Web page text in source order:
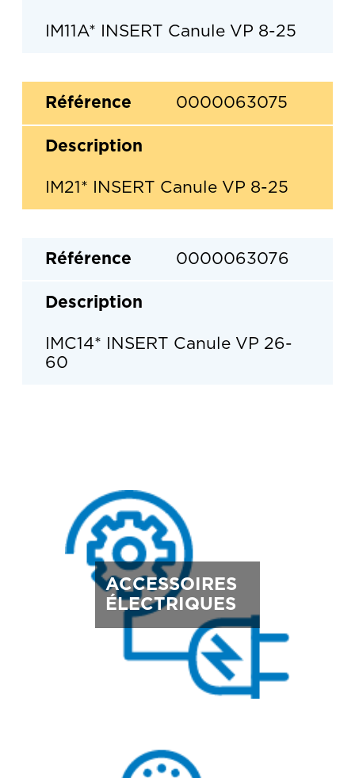
IM11A* INSERT Canule VP 8-25
0000063075
IM21* INSERT Canule VP 8-25
0000063076
IMC14* INSERT Canule VP 26-
60
ACCESSOIRES
ÉLECTRIQUES